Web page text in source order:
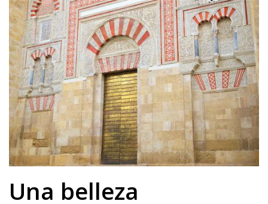
Una belleza